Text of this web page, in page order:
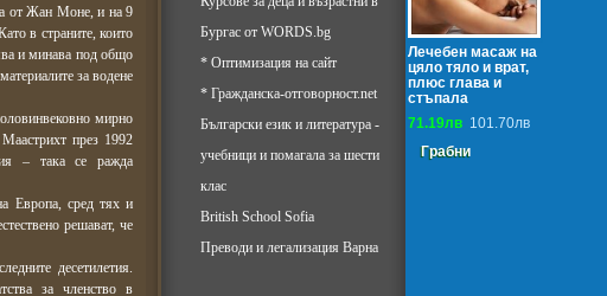
Лечебен масаж на
цяло тяло и врат,
плюс глава и
стъпала
71.19лв 101.70лв
Грабни
от Жан Моне, и на 9
в страните, които
и минава под общо
за водене
мирно
през 1992
– така се ражда
Европа, сред тях и
решават, че
десетилетия.
за членство в
Бургас от WORDS.bg
* Оптимизация на сайт
* Гражданска-отговорност.net
Български език и литература -
учебници и помагала за шести
клас
British School Sofia
Преводи и легализация Варна